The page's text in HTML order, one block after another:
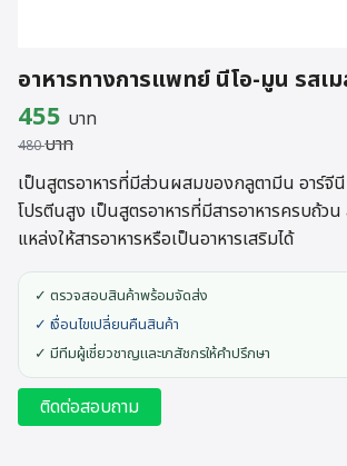
อาหารทางการแพทย์ นีโอ-มูน รสเ
480บาท
Original
price
was:
480 บาท.
455 บาท
is:
455 บาท.
เป็นสูตรอาหารที่มีส่วนผสมของกลูตามีน อาร์จี
โปรตีนสูง เป็นสูตรอาหารที่มีสารอาหารครบถ้วน
แหล่งให้สารอาหารหรือเป็นอาหารเสริมได้
✓ ตรวจสอบสินค้าพร้อมจัดส่ง
✓ เงื่อนไขเปลี่ยนคืนสินค้า
✓ มีทีมผู้เชี่ยวชาญและเภสัชกรให้คำปรึกษา
ติดต่อสอบถาม